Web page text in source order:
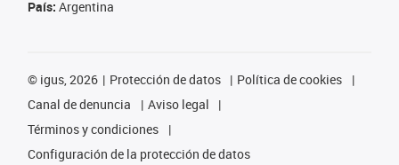
País: Argentina
© igus, 2026 Protección de datos
Política de cookies
Canal de denuncia
Aviso legal
Términos y condiciones
Configuración de la protección de datos